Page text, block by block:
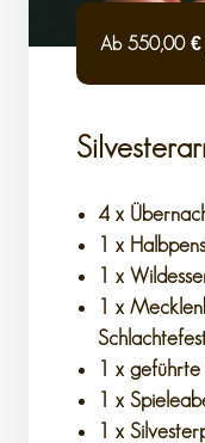
Ab 550,00 €
4 x
1 x
1 x
1 x
1 x
1 x
1 x